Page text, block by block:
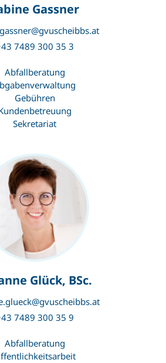
Gassner
7489 300 35 3
Abfallberatung
Gebühren
Sekretariat
Glück, BSc.
7489 300 35 9
Abfallberatung